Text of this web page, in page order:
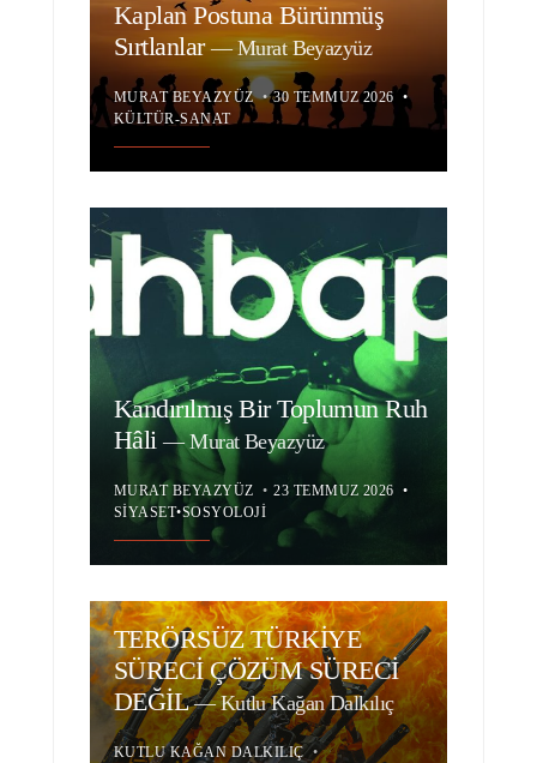
Kaplan Postuna Bürünmüş
Sırtlanlar—Murat Beyazyüz
MURAT BEYAZYÜZ • 30 TEMMUZ 2026 •
KÜLTÜR-SANAT
Kandırılmış Bir Toplumun Ruh
Hâli—Murat Beyazyüz
MURAT BEYAZYÜZ • 23 TEMMUZ 2026 •
SIYASET•SOSYOLOJI
TERÖRSÜZ TÜRKİYE
SÜRECİ ÇÖZÜM SÜRECİ
DEĞİL—Kutlu Kağan Dalkılıç
KUTLU KAĞAN DALKILIÇ •